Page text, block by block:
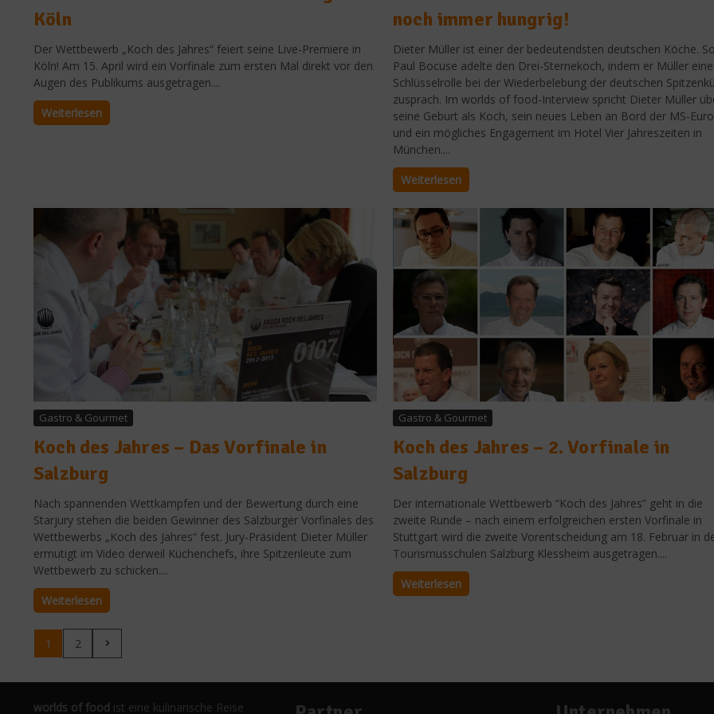
Köln
Der Wettbewerb „Koch des Jahres“ feiert seine Live-Premiere in
Köln! Am 15. April wird ein Vorfinale zum ersten Mal direkt vor den
Augen des Publikums ausgetragen....
Weiterlesen
noch immer hungrig!
Dieter Müller ist einer der bedeutendsten deutschen Köche.
Paul Bocuse adelte den Drei-Sternekoch, indem er Müller eine
Schlüsselrolle bei der Wiederbelebung der deutschen
zusprach. Im worlds of food-Interview spricht Dieter Müller
seine Geburt als Koch, sein neues Leben an Bord der MS-
und ein mögliches Engagement im Hotel Vier Jahreszeiten in
München....
Weiterlesen
Gastro & Gourmet
Koch des Jahres – Das Vorfinale in
Salzburg
Nach spannenden Wettkämpfen und der Bewertung durch eine
Starjury stehen die beiden Gewinner des Salzburger Vorfinales des
Wettbewerbs „Koch des Jahres“ fest. Jury-Präsident Dieter Müller
ermutigt im Video derweil Küchenchefs, ihre Spitzenleute zum
Wettbewerb zu schicken....
Weiterlesen
Gastro & Gourmet
Koch des Jahres – 2. Vorfinale in
Salzburg
Der internationale Wettbewerb “Koch des Jahres” geht in die
zweite Runde – nach einem erfolgreichen ersten Vorfinale in
Stuttgart wird die zweite Vorentscheidung am 18. Februar in
Tourismusschulen Salzburg Klessheim ausgetragen....
Weiterlesen
1 2
worlds of food ist eine kulinarische Reise